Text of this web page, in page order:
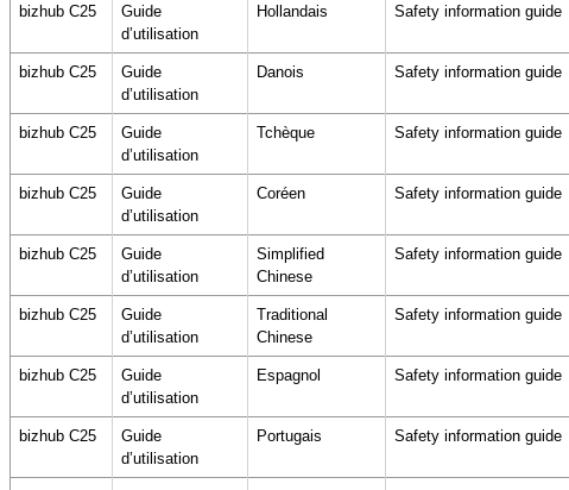
bizhub C25
Guide
d’utilisation
Hollandais Safety information guide
bizhub C25
Guide
d’utilisation
Danois Safety information guide
bizhub C25
Guide
d’utilisation
Tchèque Safety information guide
bizhub C25
Guide
d’utilisation
Coréen Safety information guide
bizhub C25
Guide
d’utilisation
Simplified
Chinese
Safety information guide
bizhub C25
Guide
d’utilisation
Traditional
Chinese
Safety information guide
bizhub C25
Guide
d’utilisation
Espagnol Safety information guide
bizhub C25
Guide
d’utilisation
Portugais Safety information guide